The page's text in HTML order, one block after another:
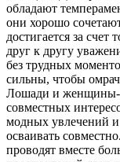
обладают
они хорошо
достигается за счет
друг к другу
без трудных
сильны, чтобы
Лошади и женщины-
совместных
модных увлечений и
осваивать
проводят вместе